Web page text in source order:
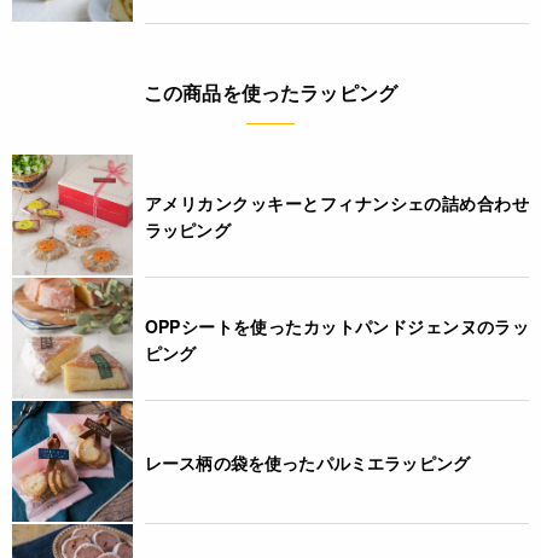
この商品を使ったラッピング
アメリカンクッキーとフィナンシェの詰め合わせ
ラッピング
OPPシートを使ったカットパンドジェンヌのラッ
ピング
レース柄の袋を使ったパルミエラッピング